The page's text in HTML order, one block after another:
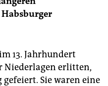
13. Jahrhundert
Niederlagen erlitten,
Sie waren eine